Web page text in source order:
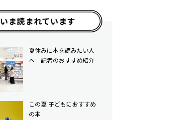
いま読まれています
夏休みに本を読みたい人
へ 記者のおすすめ紹介
この夏 子どもにおすすめ
の本